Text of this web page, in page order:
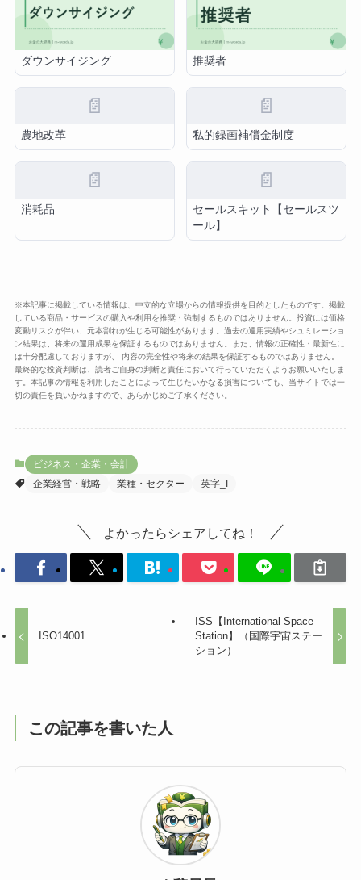
ダウンサイジング 推奨者
📄
農地改革
📄
私的録画補償金制度
📄
消耗品
📄
セールスキット【セールスツ
ール】
※本記事に掲載している情報は、中立的な立場からの情報提供を目的としたものです。掲載
している商品・サービスの購入や利用を推奨・強制するものではありません。投資には価格
変動リスクが伴い、元本割れが生じる可能性があります。過去の運用実績やシュミレーショ
ン結果は、将来の運用成果を保証するものではありません。また、情報の正確性・最新性に
は十分配慮しておりますが、 内容の完全性や将来の結果を保証するものではありません。
最終的な投資判断は、読者ご自身の判断と責任において行っていただくようお願いいたしま
す。本記事の情報を利用したことによって生じたいかなる損害についても、当サイトでは一
切の責任を負いかねますので、あらかじめご了承ください。
ビジネス・企業・会計
企業経営・戦略
業種・セクター 英字_I
よかったらシェアしてね！
ISO14001
ISS【International Space
Station】（国際宇宙ステー
ション）
この記事を書いた人